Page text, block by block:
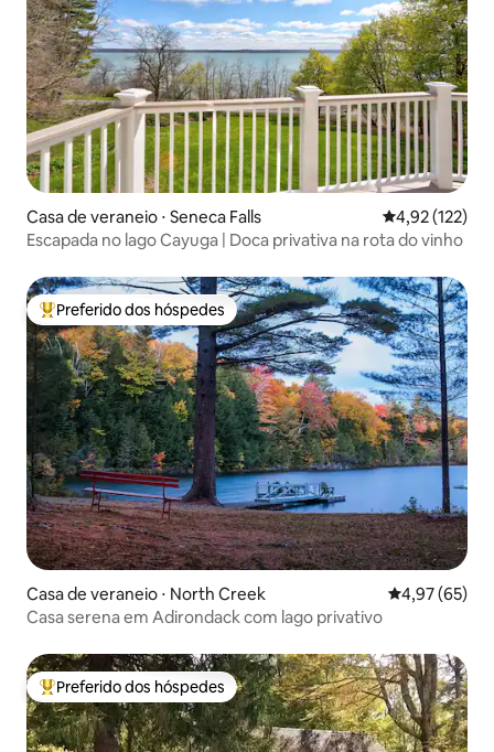
Casa de veraneio ⋅ Seneca Falls 4,92 de uma
4,92 (122)
Escapada no lago Cayuga | Doca privativa na rota do vinho
Entre os melhores preferidos dos hóspedes
Preferido dos hóspedes
Casa de veraneio ⋅ North Creek 4,97 de uma
4,97 (65)
Casa serena em Adirondack com lago privativo
Entre os melhores preferidos dos hóspedes
Preferido dos hóspedes